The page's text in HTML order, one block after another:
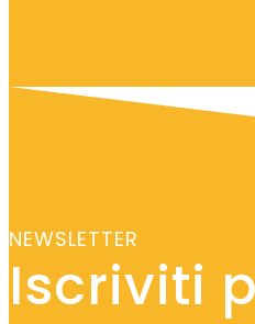
NEWSLETTER
Iscriviti